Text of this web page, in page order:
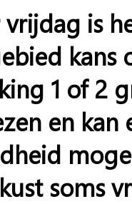
vrijdag is
1 of 2
en kan
soms